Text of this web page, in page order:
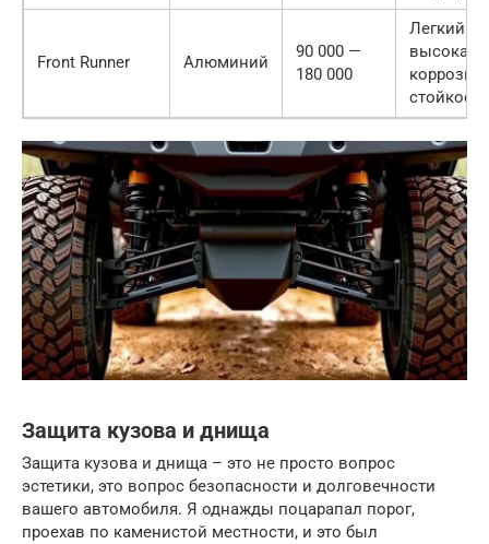
Front Runner Алюминий
90 000 —
180 000
Легкий
высокая
стойкость
Защита кузова и днища
Защита кузова и днища – это не просто вопрос
эстетики, это вопрос безопасности и долговечности
вашего автомобиля. Я однажды поцарапал порог,
проехав по каменистой местности, и это был